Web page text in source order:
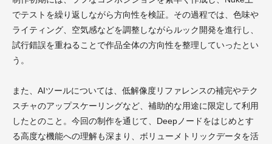
でテストを繰り返しながら方向性を検証。その過程では、色味や
ライティング、空気感などを調整しながらルック開発を進行し、
試行錯誤を重ねることで作品全体の方向性を整理していったとい
う。
また、AIツールについては、低解像度リファレンスの補完やテク
スチャのアップスケーリングなど、補助的な用途に限定して利用
したとのこと。今回の制作を通じて、Deepノードをはじめとす
る高度な機能への理解も深まり、ボリューメトリックデータを活